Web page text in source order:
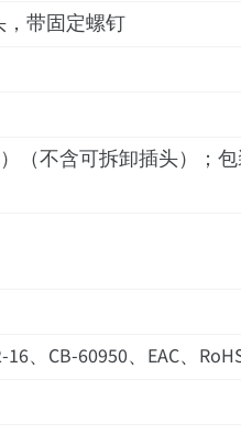
，带固定螺钉
（不含可拆卸插头）；
、CB-60950、EAC、